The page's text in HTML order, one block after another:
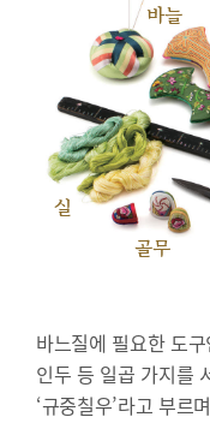
바늘
실
골무
바느질에 필요한 도
인두 등 일곱 가지를
‘규중칠우’라고 부르